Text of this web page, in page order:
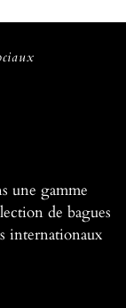
une gamme
de bagues
internationaux